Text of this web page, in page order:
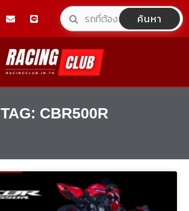
n
e
l
o
p
e
L
i
e
ค้นหา
TAG: CBR500R